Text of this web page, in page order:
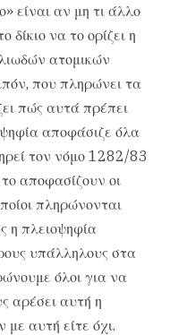
είναι αν μη τι άλλο
να το ορίζει η
ατομικών
που πληρώνει τα
πώς αυτά πρέπει
αποφάσιζε όλα
τον νόμο 1282/83
αποφασίζουν οι
πληρώνονται
η πλειοψηφία
υπάλληλους στα
όλοι για να
αρέσει αυτή η
με αυτή είτε όχι.